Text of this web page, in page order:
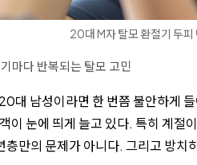
20대 M자 탈모 환절기 두피
마다 반복되는 탈모 고민
대 남성이라면 한 번쯤 불안하게
이 눈에 띄게 늘고 있다. 특히 계절
만의 문제가 아니다. 그리고 방치